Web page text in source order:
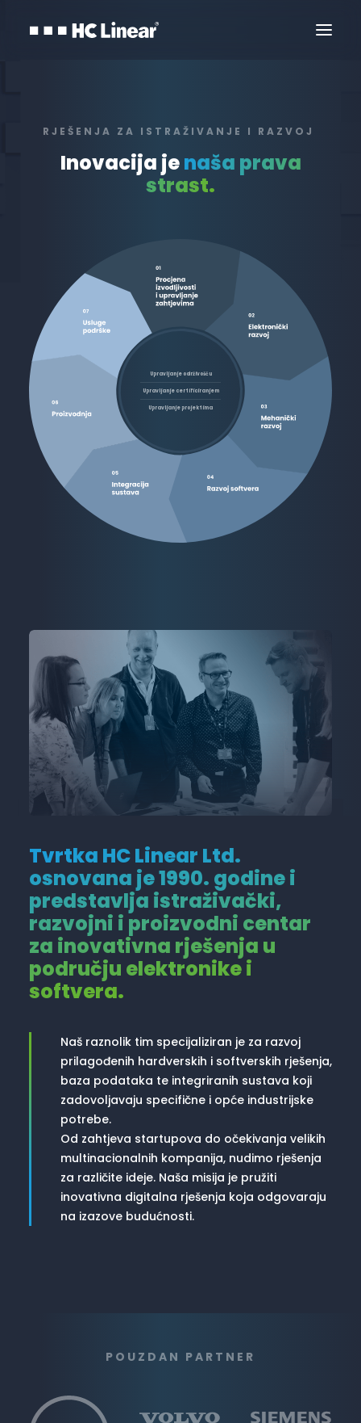
RJEŠENJA ZA ISTRAŽIVANJE I RAZVOJ
Inovacija jenaša prava
strast.
Upravljanje održivošću
Upravljanje certificiranjem
Upravljanje projektima
Tvrtka HC Linear Ltd.
osnovana je 1990. godine i
predstavlja istraživački,
razvojni i proizvodni centar
za inovativna rješenja u
području elektronike i
softvera.
Naš raznolik tim specijaliziran je za razvoj
prilagođenih hardverskih i softverskih rješenja,
baza podataka te integriranih sustava koji
zadovoljavaju specifične i opće industrijske
potrebe.
Od zahtjeva startupova do očekivanja velikih
multinacionalnih kompanija, nudimo rješenja
za različite ideje. Naša misija je pružiti
inovativna digitalna rješenja koja odgovaraju
na izazove budućnosti.
POUZDAN PARTNER